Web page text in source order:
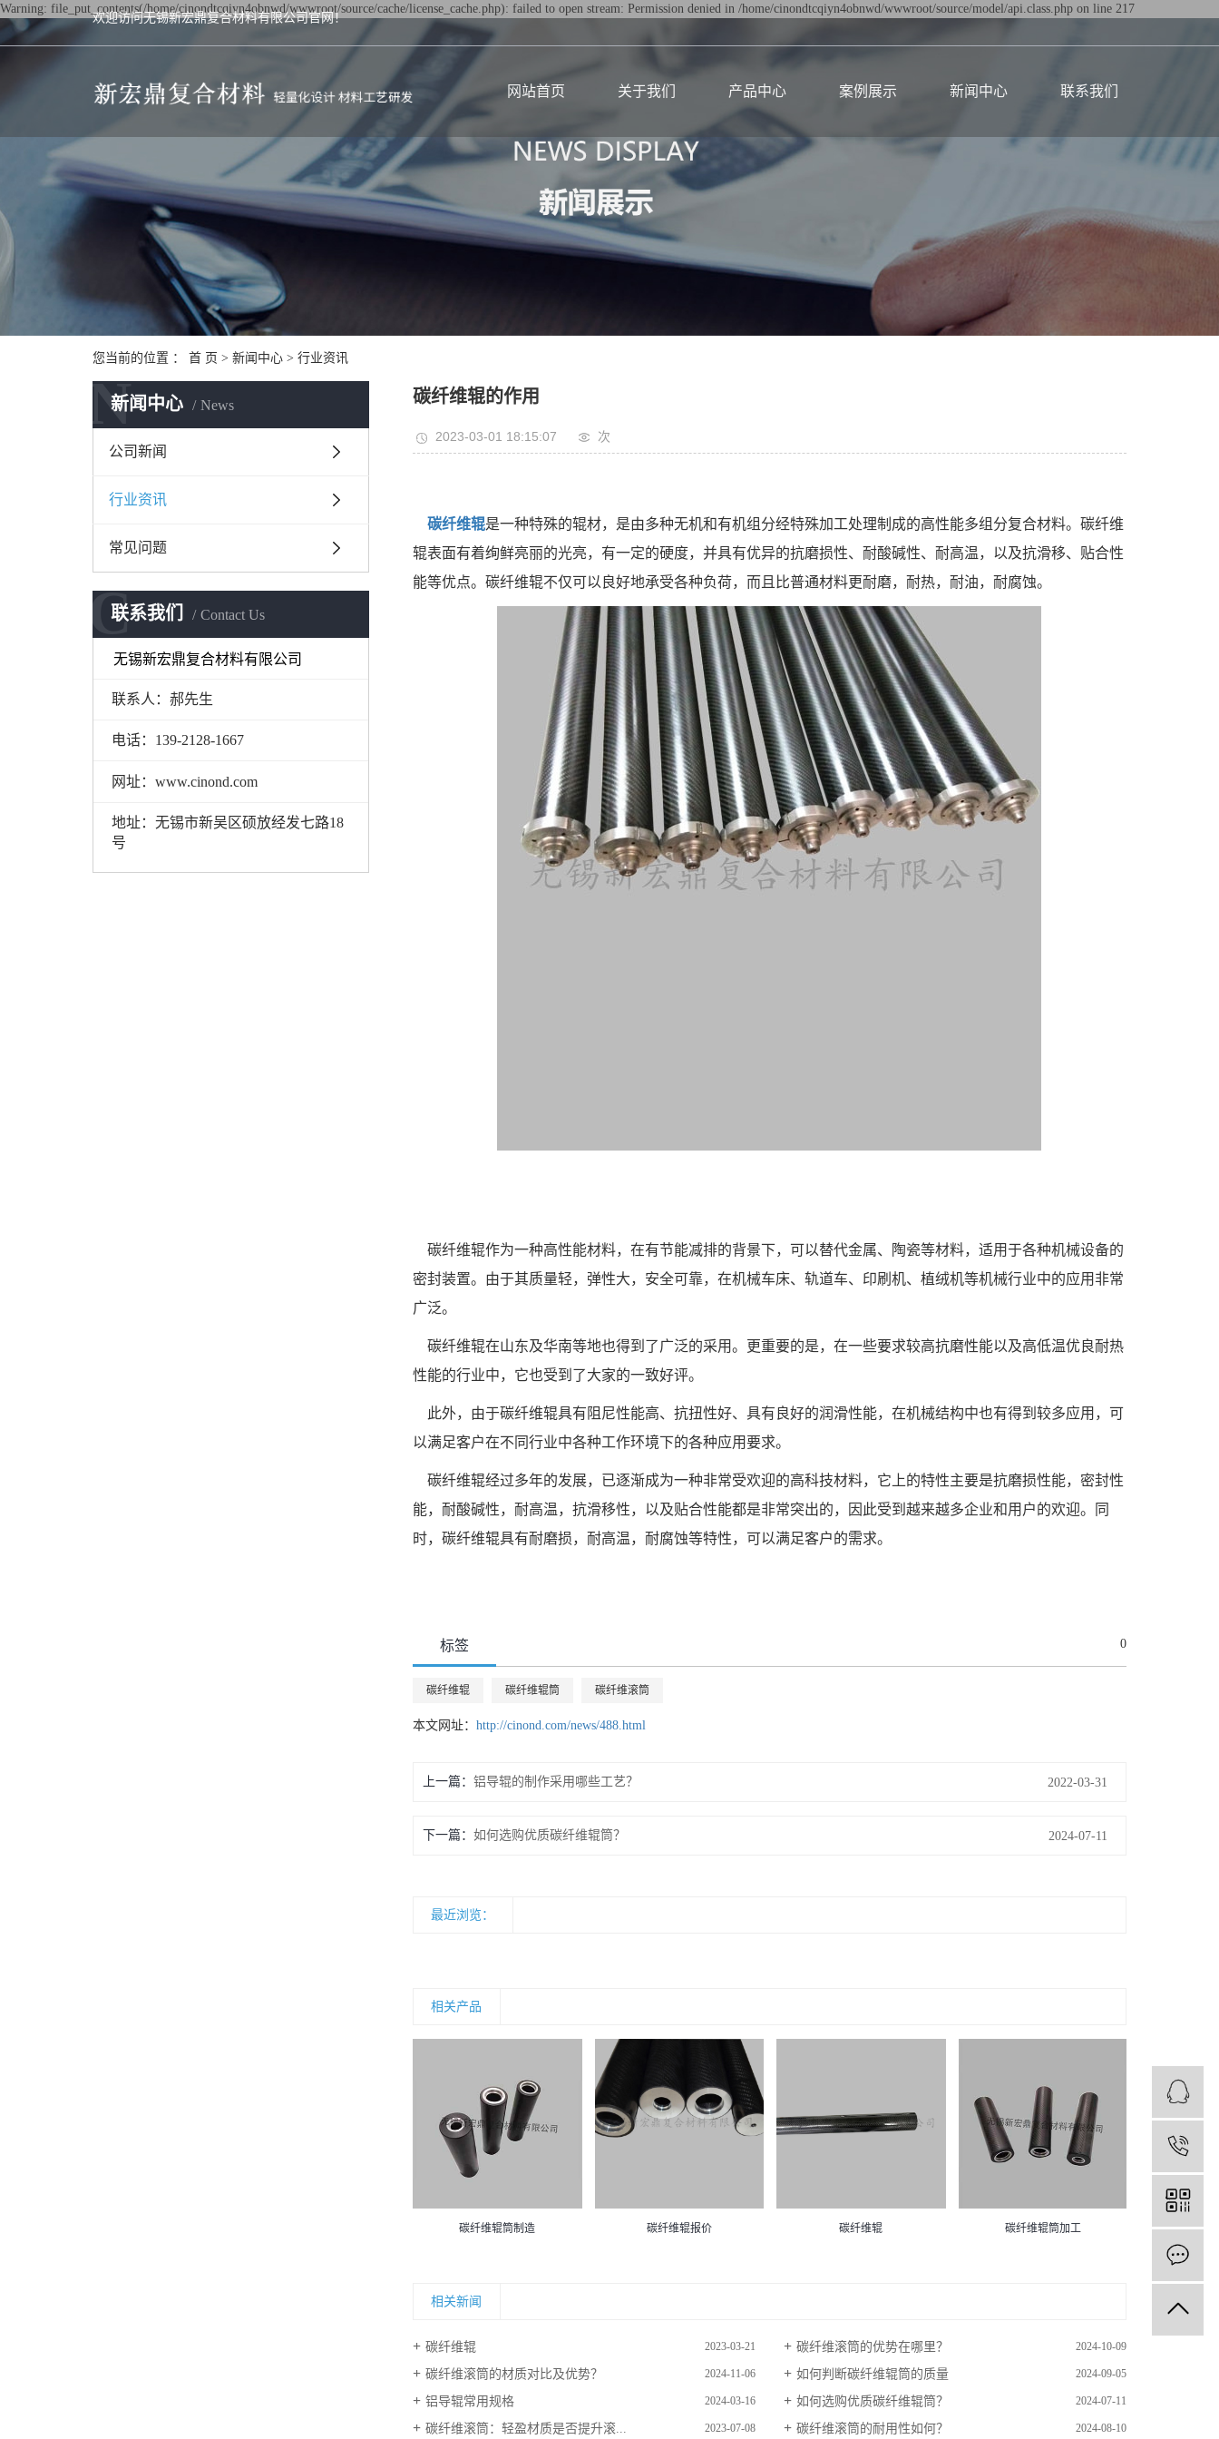
Warning: file_put_contents(/home/cinondtcqiyn4obnwd/wwwroot/source/cache/license_cache.php): failed to open stream: Permission denied in /home/cinondtcqiyn4obnwd/wwwroot/source/model/api.class.php on line 217
欢迎访问无锡新宏鼎复合材料有限公司官网！
网站首页 关于我们 产品中心 案例展示 新闻中心 联系我们
您当前的位置 ： 首 页 > 新闻中心 > 行业资讯
新闻中心 News
N
公司新闻
行业资讯
常见问题
联系我们 Contact Us
C
无锡新宏鼎复合材料有限公司
联系人：郝先生
电话：139-2128-1667
网址：www.cinond.com
地址：无锡市新吴区硕放经发七路18
号
碳纤维辊的作用
2023-03-01 18:15:07 次
碳纤维辊是一种特殊的辊材，是由多种无机和有机组分经特殊加工处理制成的高性能多组分复合材料。碳纤维
辊表面有着绚鲜亮丽的光亮，有一定的硬度，并具有优异的抗磨损性、耐酸碱性、耐高温，以及抗滑移、贴合性
能等优点。碳纤维辊不仅可以良好地承受各种负荷，而且比普通材料更耐磨，耐热，耐油，耐腐蚀。
碳纤维辊作为一种高性能材料，在有节能减排的背景下，可以替代金属、陶瓷等材料，适用于各种机械设备的
密封装置。由于其质量轻，弹性大，安全可靠，在机械车床、轨道车、印刷机、植绒机等机械行业中的应用非常
广泛。
碳纤维辊在山东及华南等地也得到了广泛的采用。更重要的是，在一些要求较高抗磨性能以及高低温优良耐热
性能的行业中，它也受到了大家的一致好评。
此外，由于碳纤维辊具有阻尼性能高、抗扭性好、具有良好的润滑性能，在机械结构中也有得到较多应用，可
以满足客户在不同行业中各种工作环境下的各种应用要求。
碳纤维辊经过多年的发展，已逐渐成为一种非常受欢迎的高科技材料，它上的特性主要是抗磨损性能，密封性
能，耐酸碱性，耐高温，抗滑移性，以及贴合性能都是非常突出的，因此受到越来越多企业和用户的欢迎。同
时，碳纤维辊具有耐磨损，耐高温，耐腐蚀等特性，可以满足客户的需求。
标签 0
碳纤维辊 碳纤维辊筒 碳纤维滚筒
本文网址： http://cinond.com/news/488.html
上一篇： 铝导辊的制作采用哪些工艺？ 2022-03-31
下一篇： 如何选购优质碳纤维辊筒？ 2024-07-11
最近浏览：
相关产品
碳纤维辊筒制造 碳纤维辊报价 碳纤维辊 碳纤维辊筒加工
相关新闻
碳纤维辊 2023-03-21 碳纤维滚筒的优势在哪里？ 2024-10-09
碳纤维滚筒的材质对比及优势？ 2024-11-06 如何判断碳纤维辊筒的质量 2024-09-05
铝导辊常用规格 2024-03-16 如何选购优质碳纤维辊筒？ 2024-07-11
碳纤维滚筒：轻盈材质是否提升滚... 2023-07-08 碳纤维滚筒的耐用性如何？ 2024-08-10